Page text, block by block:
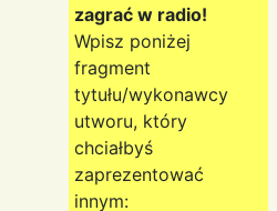
zagrać w radio!
Wpisz poniżej
fragment
tytułu/wykonawcy
utworu, który
chciałbyś
zaprezentować
innym: